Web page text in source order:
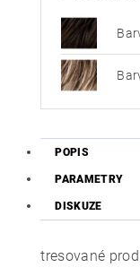
POPIS
PARAMETRY
DISKUZE
tresované